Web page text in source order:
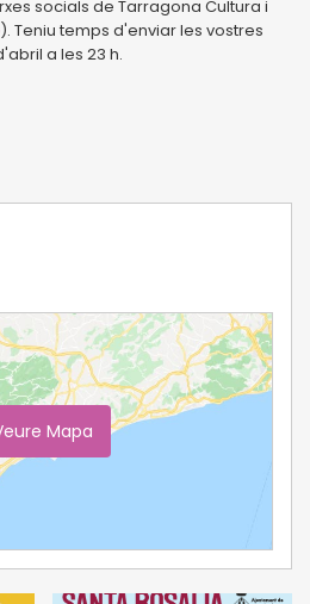
socials de Tarragona Cultura i
). Teniu temps d'enviar les vostres
a les 23 h.
Mapa